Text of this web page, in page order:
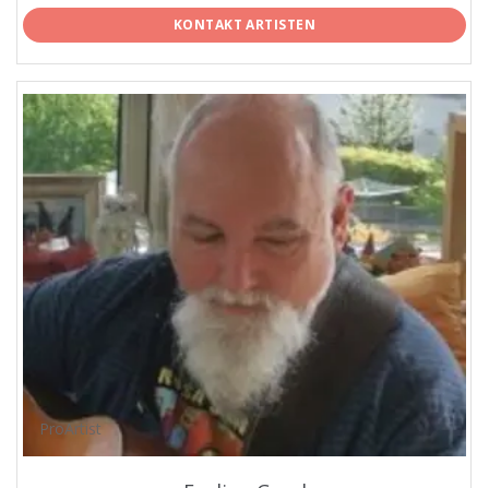
KONTAKT ARTISTEN
ProArtist